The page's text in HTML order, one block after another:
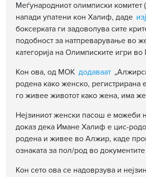
Меѓународниот олимписки
напади упатени кон Халиф, даде
боксерката ги задоволува сите
подобност за натпреварување во
категорија на Олимписките игри во
Кон ова, од МОК додаваат
родена како женско, регистрирана
го живее животот како жена, има
Нејзиниот женски пасош е можеби
доказ дека Имане Халиф е цис-
родена и живее во Алжир, каде
ознаката за пол/род во
Кон сето ова се надоврзува и